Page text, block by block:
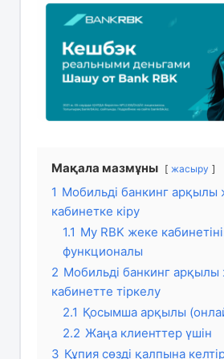
Мақала мазмұны жасыру
1 Мобильді банкинг арқылы
кабинетке кіру
1.1 My RBK жеке
функционалы
2 Мобильді банкинг арқылы
кабинетте тіркелу
2.1 Қосымша арқылы
2.2 Жаңа клиенттер үшін
3 Құпия сөзді қалпына